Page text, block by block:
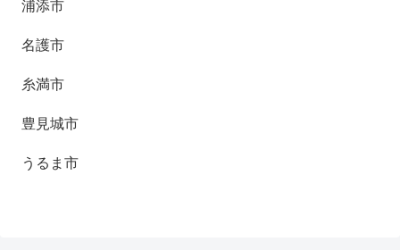
浦添市
名護市
糸満市
豊見城市
うるま市